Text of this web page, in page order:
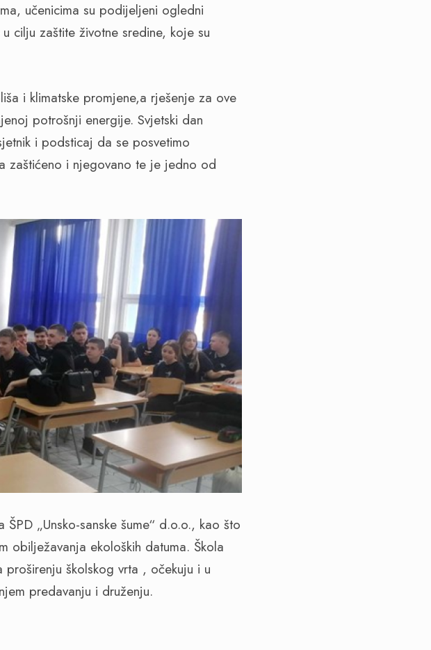
učenicima su podijeljeni ogledni
cilju zaštite životne sredine, koje su
i klimatske promjene,a rješenje za ove
potrošnji energije. Svjetski dan
i podsticaj da se posvetimo
zaštićeno i njegovano te je jedno od
„Unsko-sanske šume“ d.o.o., kao što
obilježavanja ekoloških datuma. Škola
školskog vrta , očekuju i u
predavanju i druženju.